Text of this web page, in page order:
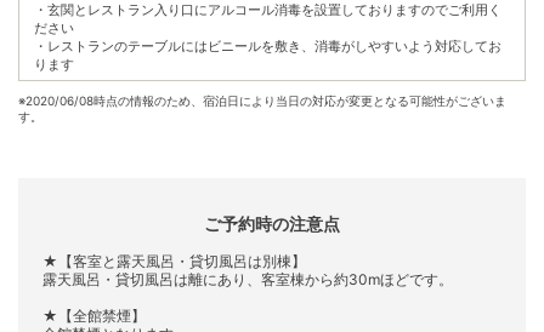
・玄関とレストラン入り口にアルコール消毒を設置しておりますのでご利用く
ださい
・レストランのテーブルにはビニールを敷き、消毒がしやすいよう対応してお
ります
※2020/06/08時点の情報のため、宿泊日により当日の対応が変更となる可能性がございま
す。
ご予約時の注意点
★【客室と露天風呂・貸切風呂は別棟】
露天風呂・貸切風呂は離にあり、客室棟から約30mほどです。
★【全館禁煙】